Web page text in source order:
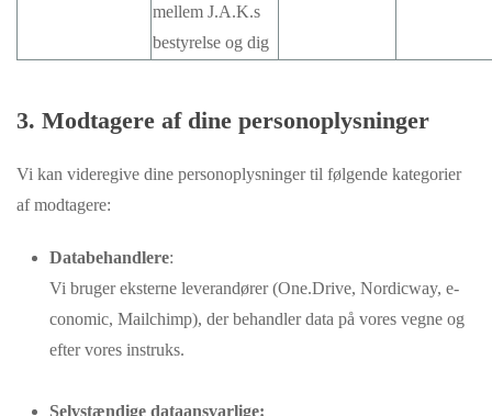
mellem J.A.K.s
bestyrelse og dig
3. Modtagere af dine personoplysninger
Vi kan videregive dine personoplysninger til følgende kategorier
af modtagere:
Databehandlere:
Vi bruger eksterne leverandører (One.Drive, Nordicway, e-
conomic, Mailchimp), der behandler data på vores vegne og
efter vores instruks.
Selvstændige dataansvarlige: